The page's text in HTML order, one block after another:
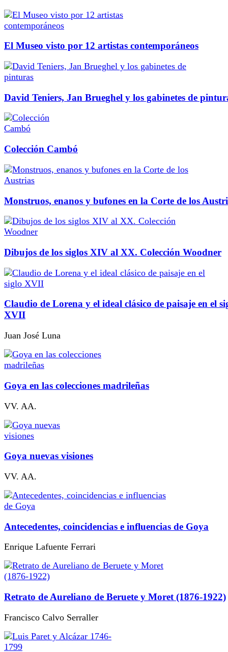
El Museo visto por 12 artistas contemporáneos
David Teniers, Jan Brueghel y los gabinetes de
Colección Cambó
Monstruos, enanos y bufones en la Corte de los
Dibujos de los siglos XIV al XX. Colección Woodner
Claudio de Lorena y el ideal clásico de paisaje en el
XVII
Juan José Luna
Goya en las colecciones madrileñas
VV. AA.
Goya nuevas visiones
VV. AA.
Antecedentes, coincidencias e influencias de Goya
Enrique Lafuente Ferrari
Retrato de Aureliano de Beruete y Moret (1876-1922)
Francisco Calvo Serraller